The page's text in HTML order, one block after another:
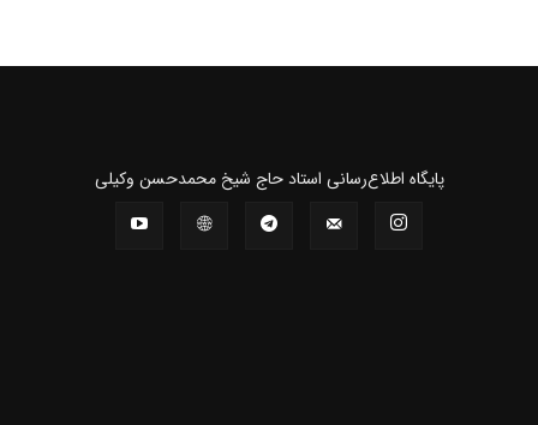
پايگاه اطلاع‌رسانی استاد حاج شیخ محمدحسن وکیلی